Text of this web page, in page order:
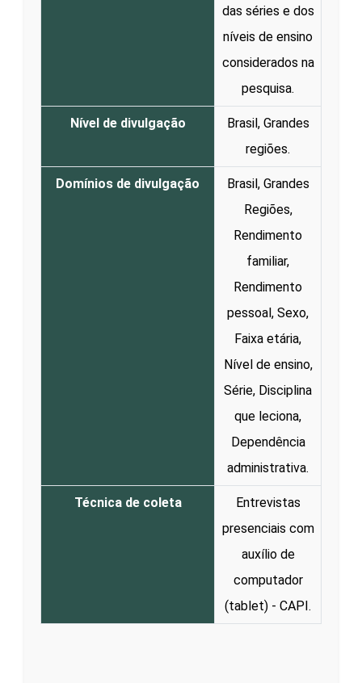
das séries e dos
níveis de ensino
considerados na
pesquisa.
Nível de divulgação
Brasil, Grandes
regiões.
Domínios de divulgação
Brasil, Grandes
Regiões,
Rendimento
familiar,
Rendimento
pessoal, Sexo,
Faixa etária,
Nível de ensino,
Série, Disciplina
que leciona,
Dependência
administrativa.
Técnica de coleta
Entrevistas
presenciais com
auxílio de
computador
(tablet) - CAPI.